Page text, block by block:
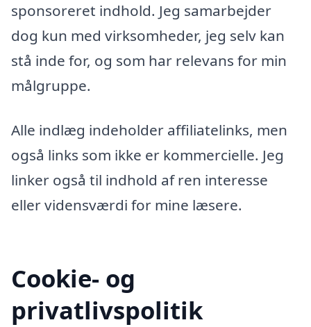
sponsoreret indhold. Jeg samarbejder
dog kun med virksomheder, jeg selv kan
stå inde for, og som har relevans for min
målgruppe.
Alle indlæg indeholder affiliatelinks, men
også links som ikke er kommercielle. Jeg
linker også til indhold af ren interesse
eller vidensværdi for mine læsere.
Cookie- og
privatlivspolitik